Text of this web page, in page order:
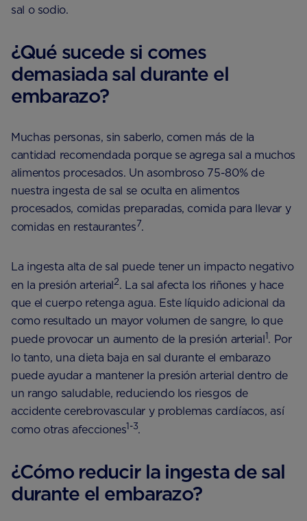
sal o sodio.
¿Qué sucede si comes
demasiada sal durante el
embarazo?
Muchas personas, sin saberlo, comen más de la
cantidad recomendada porque se agrega sal a muchos
alimentos procesados. Un asombroso 75-80% de
nuestra ingesta de sal se oculta en alimentos
procesados, comidas preparadas, comida para llevar y
comidas en restaurantes7.
La ingesta alta de sal puede tener un impacto negativo
en la presión arterial2. La sal afecta los riñones y hace
que el cuerpo retenga agua. Este líquido adicional da
como resultado un mayor volumen de sangre, lo que
puede provocar un aumento de la presión arterial1. Por
lo tanto, una dieta baja en sal durante el embarazo
puede ayudar a mantener la presión arterial dentro de
un rango saludable, reduciendo los riesgos de
accidente cerebrovascular y problemas cardíacos, así
como otras afecciones1-3.
¿Cómo reducir la ingesta de sal
durante el embarazo?